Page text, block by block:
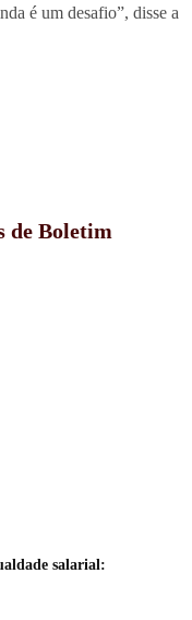
é um desafio”, disse a
de Boletim
salarial: